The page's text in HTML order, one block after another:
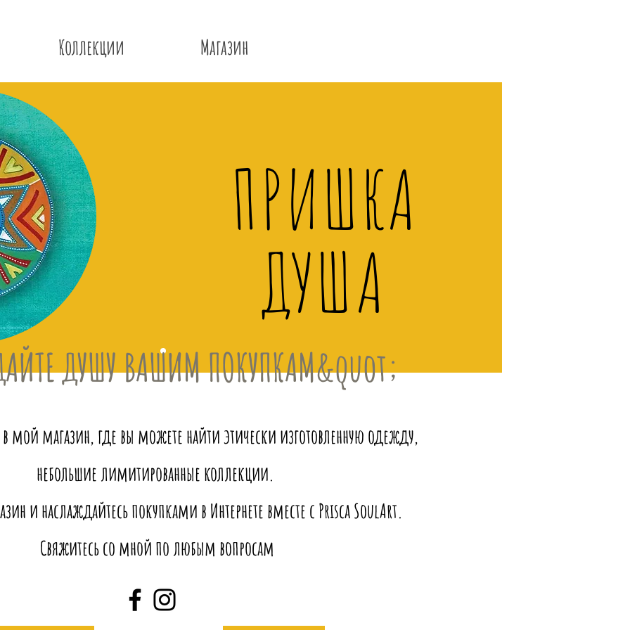
Коллекции Магазин
ПРИШКА
ДУША
ДУШУ ВАШИМ ПОКУПКАМ&quot;
мой магазин, где вы можете найти этически изготовленную одежду,
небольшие лимитированные коллекции.
и наслаждайтесь покупками в Интернете вместе с Prisca SoulArt.
Свяжитесь со мной по любым вопросам